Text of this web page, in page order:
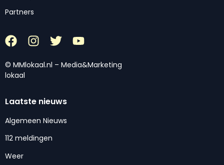
Partners
© MMlokaal.nl – Media&Marketing
lokaal
Laatste nieuws
Algemeen Nieuws
112 meldingen
Weer